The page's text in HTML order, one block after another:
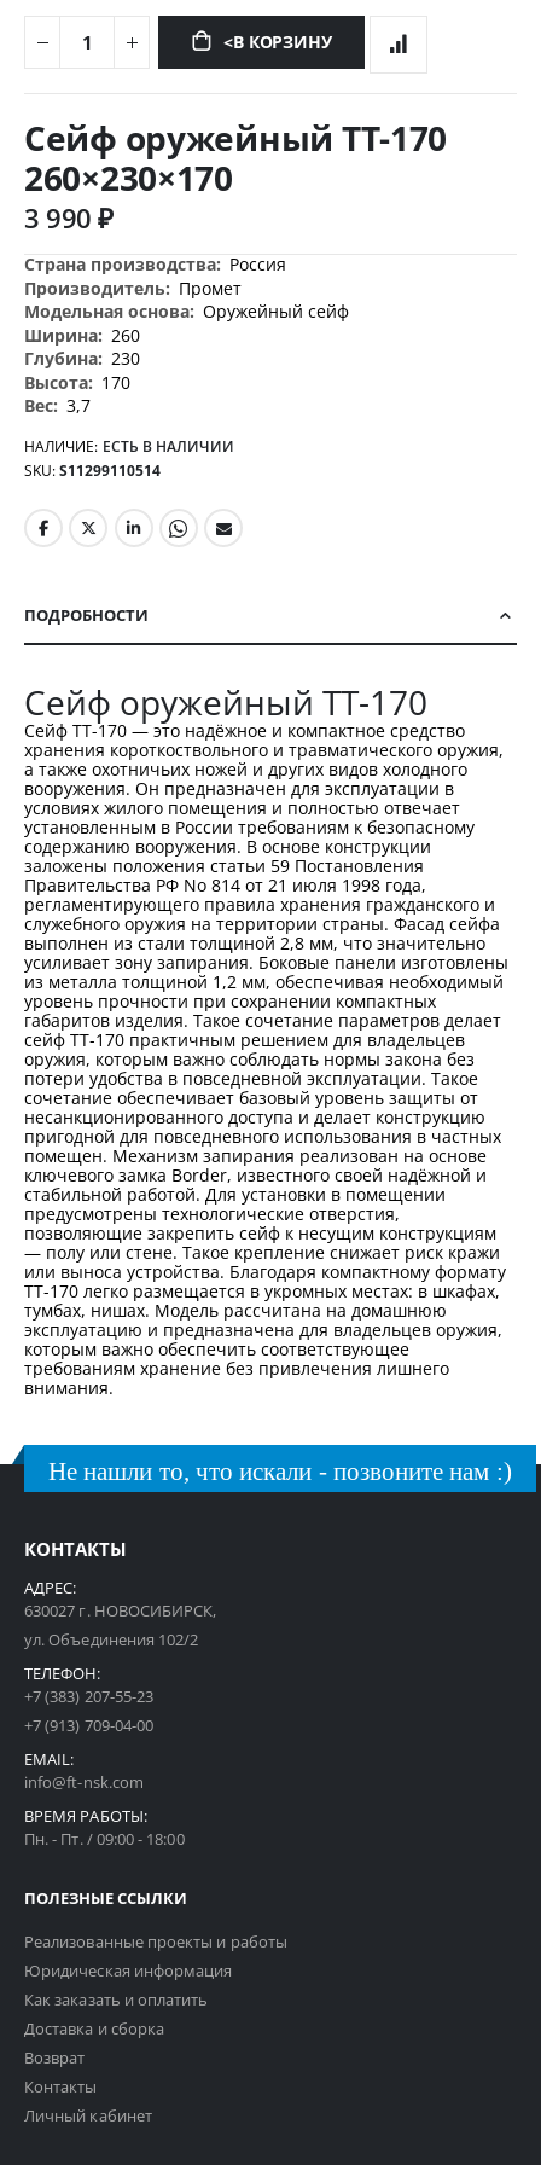
<В КОРЗИНУ
началу
изображений
Сейф оружейный TT-170
260×230×170
3 990 ₽
Дополнительная
информация
Россия
Промет
Оружейный сейф
260
230
170
3,7
НАЛИЧИЕ: ЕСТЬ В НАЛИЧИИ
SKU S11299110514
ПОДРОБНОСТИ
Сейф оружейный TT-170
Сейф TT-170 — это надёжное и компактное средство
хранения короткоствольного и травматического оружия,
а также охотничьих ножей и других видов холодного
вооружения. Он предназначен для эксплуатации в
условиях жилого помещения и полностью отвечает
установленным в России требованиям к безопасному
содержанию вооружения. В основе конструкции
заложены положения статьи 59 Постановления
Правительства РФ No 814 от 21 июля 1998 года,
регламентирующего правила хранения гражданского и
служебного оружия на территории страны. Фасад сейфа
выполнен из стали толщиной 2,8 мм, что значительно
усиливает зону запирания. Боковые панели изготовлены
из металла толщиной 1,2 мм, обеспечивая необходимый
уровень прочности при сохранении компактных
габаритов изделия. Такое сочетание параметров делает
сейф TT-170 практичным решением для владельцев
оружия, которым важно соблюдать нормы закона без
потери удобства в повседневной эксплуатации. Такое
сочетание обеспечивает базовый уровень защиты от
несанкционированного доступа и делает конструкцию
пригодной для повседневного использования в частных
помещен. Механизм запирания реализован на основе
ключевого замка Border, известного своей надёжной и
стабильной работой. Для установки в помещении
предусмотрены технологические отверстия,
позволяющие закрепить сейф к несущим конструкциям
— полу или стене. Такое крепление снижает риск кражи
или выноса устройства. Благодаря компактному формату
TT-170 легко размещается в укромных местах: в шкафах,
тумбах, нишах. Модель рассчитана на домашнюю
эксплуатацию и предназначена для владельцев оружия,
которым важно обеспечить соответствующее
требованиям хранение без привлечения лишнего
внимания.
Не нашли то, что искали - позвоните нам :)
КОНТАКТЫ
АДРЕС:
630027 г. НОВОСИБИРСК,
ул. Объединения 102/2
ТЕЛЕФОН:
+7 (383) 207-55-23
+7 (913) 709-04-00
EMAIL:
info@ft-nsk.com
ВРЕМЯ РАБОТЫ:
Пн. - Пт. / 09:00 - 18:00
ПОЛЕЗНЫЕ ССЫЛКИ
Реализованные проекты и работы
Юридическая информация
Как заказать и оплатить
Доставка и сборка
Возврат
Контакты
Личный кабинет